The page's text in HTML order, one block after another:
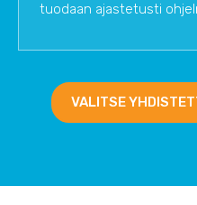
tuodaan ajastetusti
VALITSE